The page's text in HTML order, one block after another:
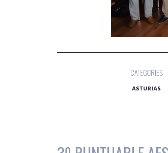
CATEGORIES
ASTURIAS